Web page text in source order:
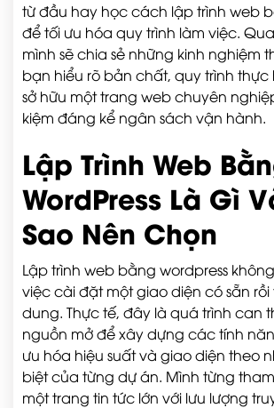
từ đầu hay học cách lập trình web
để tối ưu hóa quy trình làm việc.
mình sẽ chia sẻ những kinh nghiệm
bạn hiểu rõ bản chất, quy trình
sở hữu một trang web chuyên
kiệm đáng kể ngân sách vận hành.
Lập Trình Web
WordPress Là Gì
Sao Nên Chọn
Lập trình web bằng wordpress
việc cài đặt một giao diện có sẵn
dung. Thực tế, đây là quá trình can
nguồn mở để xây dựng các tính
ưu hóa hiệu suất và giao diện theo
biệt của từng dự án. Mình từng
một trang tin tức lớn với lưu lượng